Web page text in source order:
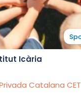
Icària
Catalana